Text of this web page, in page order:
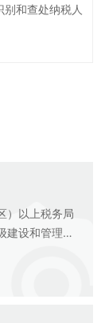
别和查处纳税人
）以上税务局
建设和管理信
象非重点稽